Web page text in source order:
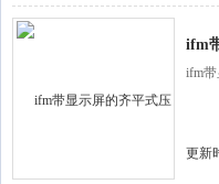
ifm
ifm
更新